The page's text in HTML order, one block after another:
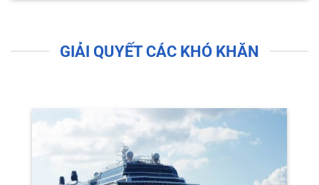
GIẢI QUYẾT CÁC KHÓ KHĂN